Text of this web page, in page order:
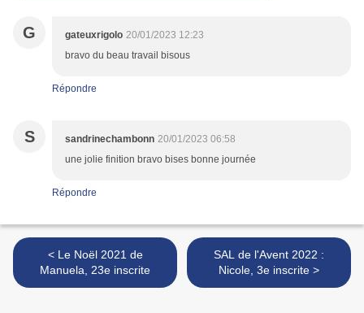
G gateuxrigolo 20/01/2023 12:23
bravo du beau travail bisous
Répondre
S sandrinechambonn 20/01/2023 06:58
une jolie finition bravo bises bonne journée
Répondre
< Le Noël 2021 de
Manuela, 23e inscrite
SAL de l'Avent 2022 :
Nicole, 3e inscrite >